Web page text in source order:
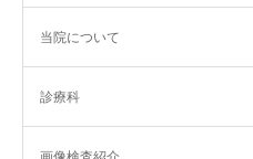
当院について
診療科